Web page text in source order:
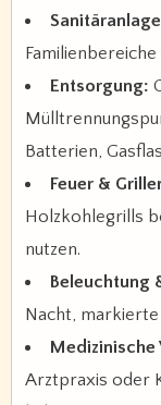
Entsorgung:
Batterien,
Feuer &
Holzkohlegrills
nutzen.
Beleuchtung
Nacht,
Medizinische
Arztpraxis oder